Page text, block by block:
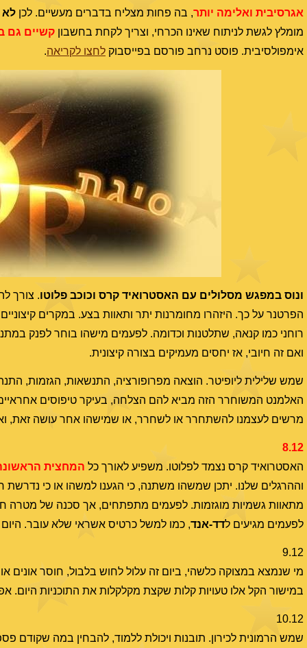
אגרסיבית ואלימה יותר, בה פחות מצליח בדברים מעשיים. לכן לא
מומלץ לגשת לניתוח שאינו הכרחי, וצריך לקחת בחשבון קשיים גם
אימפולסיבית. פוסט נרחב פורסם בפייסבוק לחצו לקריאה.
ונוס במפגש מסלולים עם האסטרואיד קרס וכוכב פלוטו. צורך
הפרטנר על כך. היזהרו מחומרנות יתר ותאוות בצע. במקרים
רוחני כמו קנאה, שתלטנות וכדומה. לפעמים מישהו בוחר לפנק
ואם זה חיובי, אז יחסים מעמיקים בצורה קיצונית.
שמש שלילית ליופיטר. הוצאה מפרופורציה, התנשאות, הגזמות,
האלמנט המשוחרר הזה מביא להם הצלחה, בעיקר טיפוסים
מרשים לעצמנו להשתחרר או לשחרר, או שמישהו אחר עושה זאת,
8.12
האסטרואיד קרס נצמד לפלוטו. משפיע לאורך כל המחצית
וההרגלים שלנו. יתכן שמשהו משתנה, כי הגענו למשהו או כי נדרשת
מתאוות גשמיות מוגזמות. לפעמים מתפתחים, אך סכנה של מטרה
לפעמים מגיעים לדד-אנד, כמו למשל כרטיס אשראי שלא עובר. היום
9.12
מי שנמצא במצוקה כלשהי, ביום זה עלול לחוש בלבול, חוסר אונים
במישור הקל אלו טעויות קלות שקצת מקלקלות את התוכניות היום.
10.12
שמש הרמונית לכירון. תובנות ויכולת ללמוד, להבחין במה שקודם